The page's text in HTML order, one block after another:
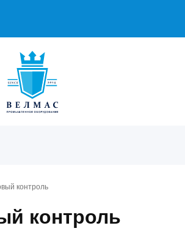
контроль
контроль